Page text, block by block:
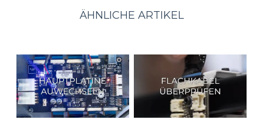
ÄHNLICHE ARTIKEL